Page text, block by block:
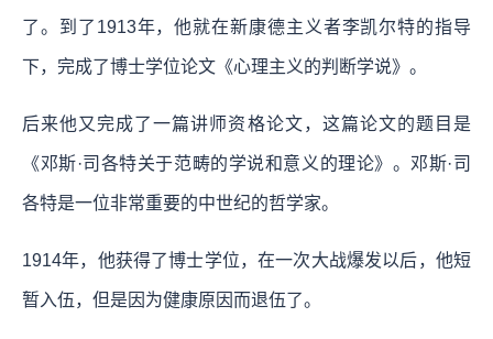
了。到了1913年，他就在新康德主义者李凯尔特的指导
下，完成了博士学位论文《心理主义的判断学说》。
后来他又完成了一篇讲师资格论文，这篇论文的题目是
《邓斯·司各特关于范畴的学说和意义的理论》。邓斯·司
各特是一位非常重要的中世纪的哲学家。
1914年，他获得了博士学位，在一次大战爆发以后，他短
暂入伍，但是因为健康原因而退伍了。